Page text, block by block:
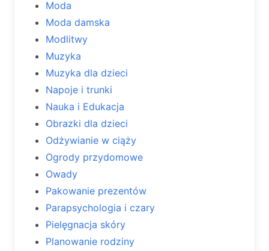
Moda
Moda damska
Modlitwy
Muzyka
Muzyka dla dzieci
Napoje i trunki
Nauka i Edukacja
Obrazki dla dzieci
Odżywianie w ciąży
Ogrody przydomowe
Owady
Pakowanie prezentów
Parapsychologia i czary
Pielęgnacja skóry
Planowanie rodziny